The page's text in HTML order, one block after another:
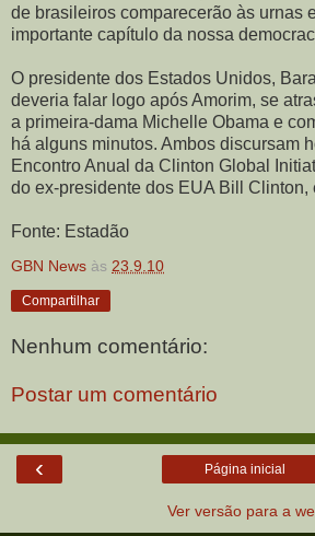
de brasileiros comparecerão às urnas
importante capítulo da nossa
O presidente dos Estados Unidos,
deveria falar logo após Amorim, se
a primeira-dama Michelle Obama e
há alguns minutos. Ambos discursam
Encontro Anual da Clinton Global
do ex-presidente dos EUA Bill Clinton,
Fonte: Estadão
GBN News às 23.9.10
Compartilhar
Nenhum comentário:
Postar um comentário
‹ Página inicial
Ver versão para a